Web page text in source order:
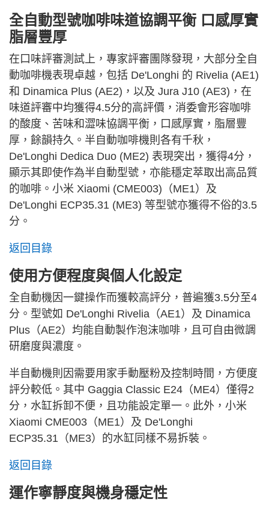
全自動型號咖啡味道協調平衡 口感厚實
脂層豐厚
在口味評審測試上，專家評審團隊發現，大部分全自
動咖啡機表現卓越，包括 De'Longhi 的 Rivelia (AE1)
和 Dinamica Plus (AE2)，以及 Jura J10 (AE3)，在
味道評審中均獲得4.5分的高評價，消委會形容咖啡
的酸度、苦味和澀味協調平衡，口感厚實，脂層豐
厚，餘韻持久。半自動咖啡機則各有千秋，
De'Longhi Dedica Duo (ME2) 表現突出，獲得4分，
顯示其即使作為半自動型號，亦能穩定萃取出高品質
的咖啡。小米 Xiaomi (CME003)（ME1）及
De'Longhi ECP35.31 (ME3) 等型號亦獲得不俗的3.5
分。
返回目錄
使用方便程度與個人化設定
全自動機因一鍵操作而獲較高評分，普遍獲3.5分至4
分。型號如 De'Longhi Rivelia（AE1）及 Dinamica
Plus（AE2）均能自動製作泡沫咖啡，且可自由微調
研磨度與濃度。
半自動機則因需要用家手動壓粉及控制時間，方便度
評分較低。其中 Gaggia Classic E24（ME4）僅得2
分，水缸拆卸不便，且功能設定單一。此外，小米
Xiaomi CME003（ME1）及 De'Longhi
ECP35.31（ME3）的水缸同樣不易拆裝。
返回目錄
運作寧靜度與機身穩定性